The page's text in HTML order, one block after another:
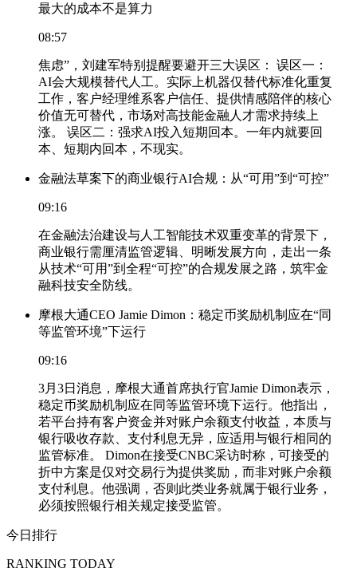
最大的成本不是算力
08:57
焦虑”，刘建军特别提醒要避开三大误区： 误区一：
AI会大规模替代人工。实际上机器仅替代标准化重复
工作，客户经理维系客户信任、提供情感陪伴的核心
价值无可替代，市场对高技能金融人才需求持续上
涨。 误区二：强求AI投入短期回本。一年内就要回
本、短期内回本，不现实。
金融法草案下的商业银行AI合规：从“可用”到“可控”
09:16
在金融法治建设与人工智能技术双重变革的背景下，
商业银行需厘清监管逻辑、明晰发展方向，走出一条
从技术“可用”到全程“可控”的合规发展之路，筑牢金
融科技安全防线。
摩根大通CEO Jamie Dimon：稳定币奖励机制应在“同
等监管环境”下运行
09:16
3月3日消息，摩根大通首席执行官Jamie Dimon表示，
稳定币奖励机制应在同等监管环境下运行。他指出，
若平台持有客户资金并对账户余额支付收益，本质与
银行吸收存款、支付利息无异，应适用与银行相同的
监管标准。 Dimon在接受CNBC采访时称，可接受的
折中方案是仅对交易行为提供奖励，而非对账户余额
支付利息。他强调，否则此类业务就属于银行业务，
必须按照银行相关规定接受监管。
今日排行
RANKING TODAY